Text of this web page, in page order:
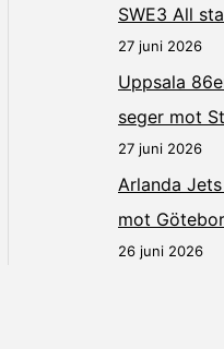
SWE3 All
27 juni 2026
Uppsala
seger mot
27 juni 2026
Arlanda
mot
26 juni 2026